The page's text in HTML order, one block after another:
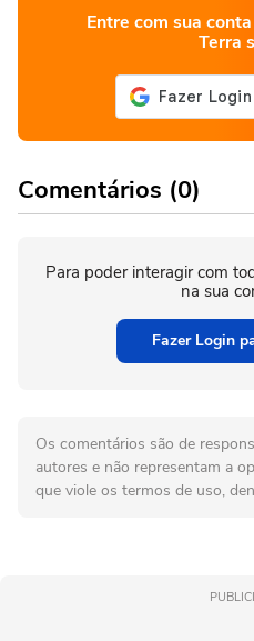
Entre com sua
Terra
Comentários (0)
Para poder interagir com
na sua
Fazer Login
Os comentários são de
autores e não representam a
que viole os termos de uso,